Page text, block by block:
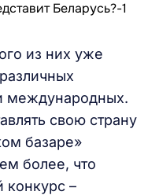
из них уже
международных.
свою страну
базаре»
более, что
–